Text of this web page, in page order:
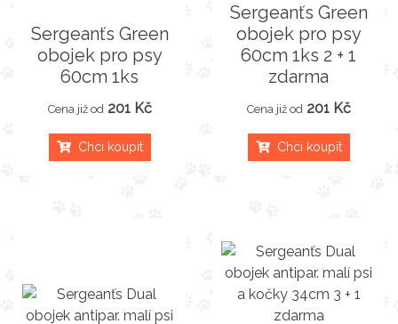
Sergeanťs Green
obojek pro psy
60cm 1ks
Cena již od 201 Kč
Chci koupit
Sergeanťs Green
obojek pro psy
60cm 1ks 2 + 1
zdarma
Cena již od 201 Kč
Chci koupit